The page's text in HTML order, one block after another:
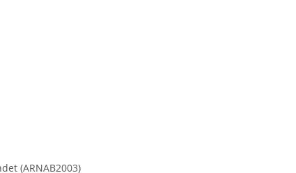
(ARNAB2003)